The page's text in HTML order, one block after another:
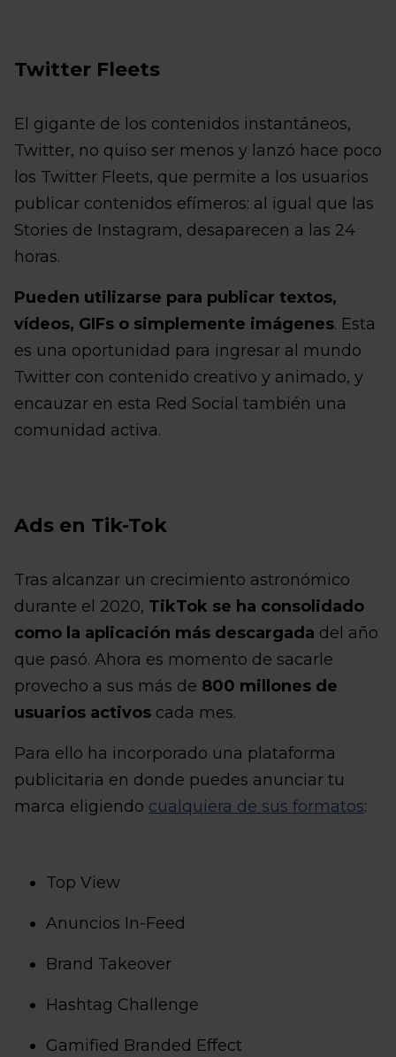
Twitter Fleets
El gigante de los contenidos instantáneos,
Twitter, no quiso ser menos y lanzó hace poco
los Twitter Fleets, que permite a los usuarios
publicar contenidos efímeros: al igual que las
Stories de Instagram, desaparecen a las 24
horas.
Pueden utilizarse para publicar textos,
vídeos, GIFs o simplemente imágenes. Esta
es una oportunidad para ingresar al mundo
Twitter con contenido creativo y animado, y
encauzar en esta Red Social también una
comunidad activa.
Ads en Tik-Tok
Tras alcanzar un crecimiento astronómico
durante el 2020, TikTok se ha consolidado
como la aplicación más descargada del año
que pasó. Ahora es momento de sacarle
provecho a sus más de 800 millones de
usuarios activos cada mes.
Para ello ha incorporado una plataforma
publicitaria en donde puedes anunciar tu
marca eligiendo cualquiera de sus formatos:
Top View
Anuncios In-Feed
Brand Takeover
Hashtag Challenge
Gamified Branded Effect